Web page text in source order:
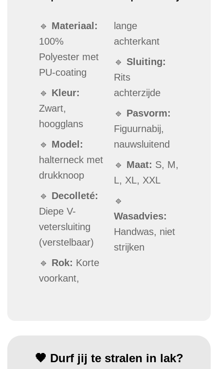
🔹 Materiaal:
100%
Polyester met
PU-coating
🔹 Kleur:
Zwart,
hoogglans
🔹 Model:
halterneck met
drukknoop
🔹 Decolleté:
Diepe V-
vetersluiting
(verstelbaar)
🔹 Rok: Korte
voorkant,
lange
achterkant
🔹 Sluiting:
Rits
achterzijde
🔹 Pasvorm:
Figuurnabij,
nauwsluitend
🔹 Maat: S, M,
L, XL, XXL
🔹
Wasadvies:
Handwas, niet
strijken
🖤 Durf jij te stralen in lak?